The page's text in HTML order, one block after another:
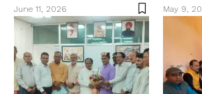
June 11, 2026 May 9,